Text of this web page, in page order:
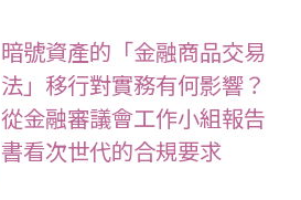
暗號資產的「金融商品交易
法」移行對實務有何影響？
從金融審議會工作小組報告
書看次世代的合規要求